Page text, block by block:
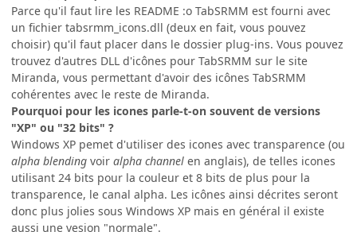
Parce qu'il faut lire les README :o TabSRMM est fourni avec
un fichier tabsrmm_icons.dll (deux en fait, vous pouvez
choisir) qu'il faut placer dans le dossier plug-ins. Vous pouvez
trouvez d'autres DLL d'icônes pour TabSRMM sur le site
Miranda, vous permettant d'avoir des icônes TabSRMM
cohérentes avec le reste de Miranda.
Pourquoi pour les icones parle-t-on souvent de versions
"XP" ou "32 bits" ?
Windows XP pemet d'utiliser des icones avec transparence (ou
alpha blending voir alpha channel en anglais), de telles icones
utilisant 24 bits pour la couleur et 8 bits de plus pour la
transparence, le canal alpha. Les icônes ainsi décrites seront
donc plus jolies sous Windows XP mais en général il existe
aussi une vesion "normale".